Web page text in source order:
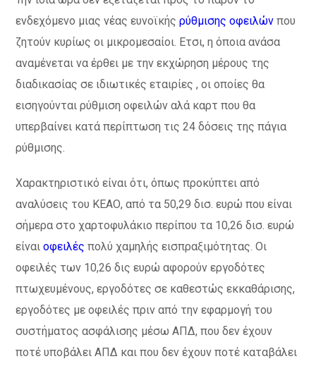
ενδεχόμενο μιας νέας ευνοϊκήςρύθμισης οφειλών που
ζητούν κυρίως οι μικρομεσαίοι. Ετσι, η όποια ανάσα
αναμένεται να έρθει με την εκχώρηση μέρους της
διαδικασίας σε ιδιωτικές εταιρίες , οι οποίες θα
εισηγούνται ρύθμιση οφειλών αλά καρτ που θα
υπερβαίνει κατά περίπτωση τις 24 δόσεις της πάγια
ρύθμισης.
Χαρακτηριστικό είναι ότι, όπως προκύπτει από
αναλύσεις του ΚΕΑΟ, από τα 50,29 δισ. ευρώ που είναι
σήμερα στο χαρτοφυλάκιο περίπου τα 10,26 δισ. ευρώ
είναιοφειλέςπολύ χαμηλής εισπραξιμότητας. Οι
οφειλές των 10,26 δις ευρώ αφορούν εργοδότες
πτωχευμένους, εργοδότες σε καθεστώς εκκαθάρισης,
εργοδότες με οφειλές πριν από την εφαρμογή του
συστήματος ασφάλισης μέσω ΑΠΔ, που δεν έχουν
ποτέ υποβάλει ΑΠΔ και που δεν έχουν ποτέ καταβάλει